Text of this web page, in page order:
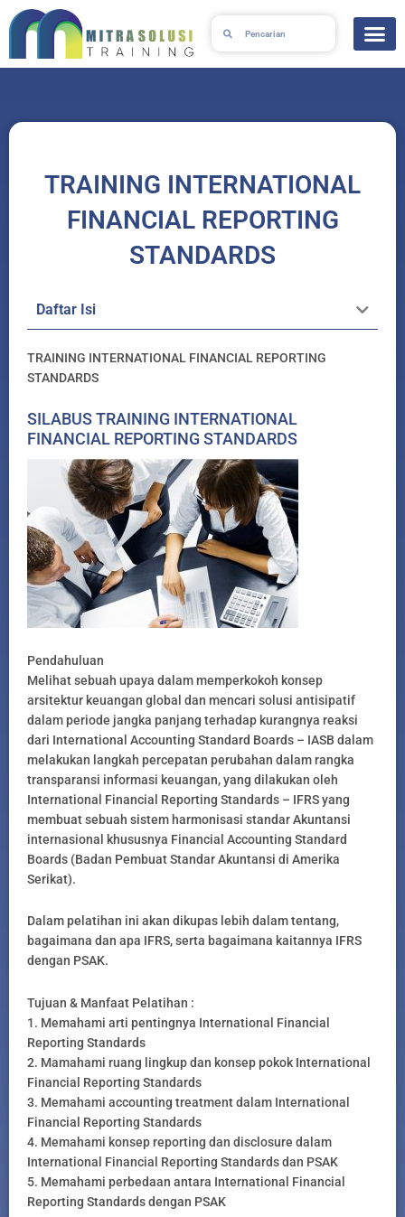
Skip
to
TRAINING INTERNATIONAL
FINANCIAL REPORTING
STANDARDS
Daftar Isi
TRAINING INTERNATIONAL FINANCIAL REPORTING
STANDARDS
SILABUS TRAINING INTERNATIONAL
FINANCIAL REPORTING STANDARDS
Pendahuluan
Melihat sebuah upaya dalam memperkokoh konsep
arsitektur keuangan global dan mencari solusi antisipatif
dalam periode jangka panjang terhadap kurangnya reaksi
dari International Accounting Standard Boards – IASB dalam
melakukan langkah percepatan perubahan dalam rangka
transparansi informasi keuangan, yang dilakukan oleh
International Financial Reporting Standards – IFRS yang
membuat sebuah sistem harmonisasi standar Akuntansi
internasional khususnya Financial Accounting Standard
Boards (Badan Pembuat Standar Akuntansi di Amerika
Serikat).
Dalam pelatihan ini akan dikupas lebih dalam tentang,
bagaimana dan apa IFRS, serta bagaimana kaitannya IFRS
dengan PSAK.
Tujuan & Manfaat Pelatihan :
1. Memahami arti pentingnya International Financial
Reporting Standards
2. Mamahami ruang lingkup dan konsep pokok International
Financial Reporting Standards
3. Memahami accounting treatment dalam International
Financial Reporting Standards
4. Memahami konsep reporting dan disclosure dalam
International Financial Reporting Standards dan PSAK
5. Memahami perbedaan antara International Financial
Reporting Standards dengan PSAK